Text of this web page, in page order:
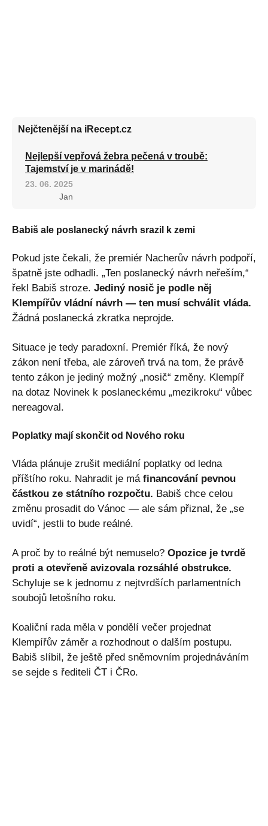
Nejčtenější na iRecept.cz
Nejlepší vepřová žebra pečená v troubě:
Tajemství je v marinádě!
23. 06. 2025
Jan
Babiš ale poslanecký návrh srazil k zemi
Pokud jste čekali, že premiér Nacherův návrh podpoří,
špatně jste odhadli. „Ten poslanecký návrh neřeším,“
řekl Babiš stroze. Jediný nosič je podle něj
Klempířův vládní návrh — ten musí schválit vláda.
Žádná poslanecká zkratka neprojde.
Situace je tedy paradoxní. Premiér říká, že nový
zákon není třeba, ale zároveň trvá na tom, že právě
tento zákon je jediný možný „nosič“ změny. Klempíř
na dotaz Novinek k poslaneckému „mezikroku“ vůbec
nereagoval.
Poplatky mají skončit od Nového roku
Vláda plánuje zrušit mediální poplatky od ledna
příštího roku. Nahradit je má financování pevnou
částkou ze státního rozpočtu. Babiš chce celou
změnu prosadit do Vánoc — ale sám přiznal, že „se
uvidí“, jestli to bude reálné.
A proč by to reálné být nemuselo? Opozice je tvrdě
proti a otevřeně avizovala rozsáhlé obstrukce.
Schyluje se k jednomu z nejtvrdších parlamentních
soubojů letošního roku.
Koaliční rada měla v pondělí večer projednat
Klempířův záměr a rozhodnout o dalším postupu.
Babiš slíbil, že ještě před sněmovním projednáváním
se sejde s řediteli ČT i ČRo.